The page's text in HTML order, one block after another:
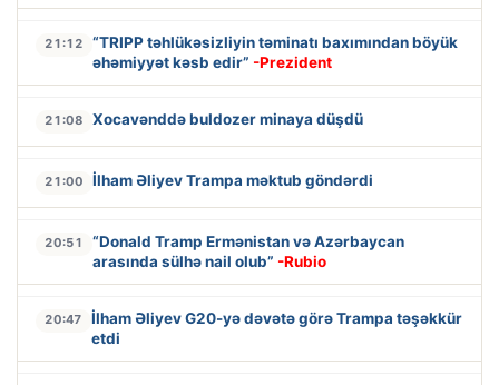
21:12
“TRIPP təhlükəsizliyin təminatı baxımından böyük
əhəmiyyət kəsb edir” -Prezident
21:08 Xocavənddə buldozer minaya düşdü
21:00 İlham Əliyev Trampa məktub göndərdi
20:51
“Donald Tramp Ermənistan və Azərbaycan
arasında sülhə nail olub” -Rubio
20:47
İlham Əliyev G20-yə dəvətə görə Trampa təşəkkür
etdi